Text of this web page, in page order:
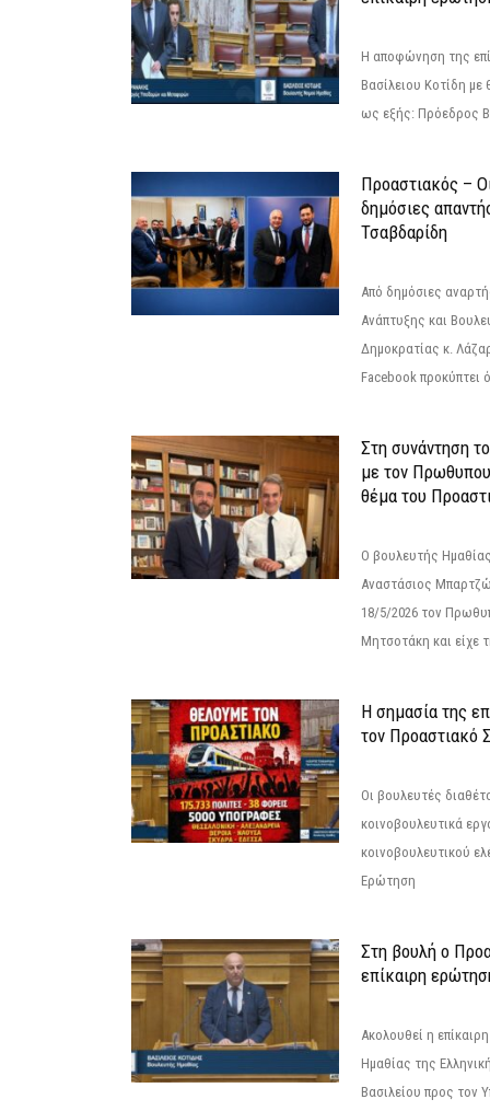
Η αποφώνηση της
Βασίλειου Κοτίδη με
ως εξής: Πρόεδρος
Προαστιακός –
δημόσιες
Τσαβδαρίδη
Από δημόσιες
Ανάπτυξης και
Δημοκρατίας κ.
Facebook προκύπτει
Στη συνάντηση
με τον
θέμα του
Ο βουλευτής
Αναστάσιος
18/5/2026 τον
Μητσοτάκη και είχε
Η σημασία της
τον Προαστιακό
Οι βουλευτές
κοινοβουλευτικά
κοινοβουλευτικού
Ερώτηση
Στη βουλή ο
επίκαιρη
Ακολουθεί η
Ημαθίας της
Βασιλείου προς τον